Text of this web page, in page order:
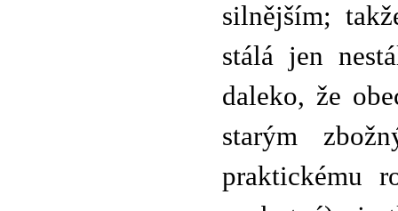
silnějším;
stálá jen
daleko, že
starým
praktickému